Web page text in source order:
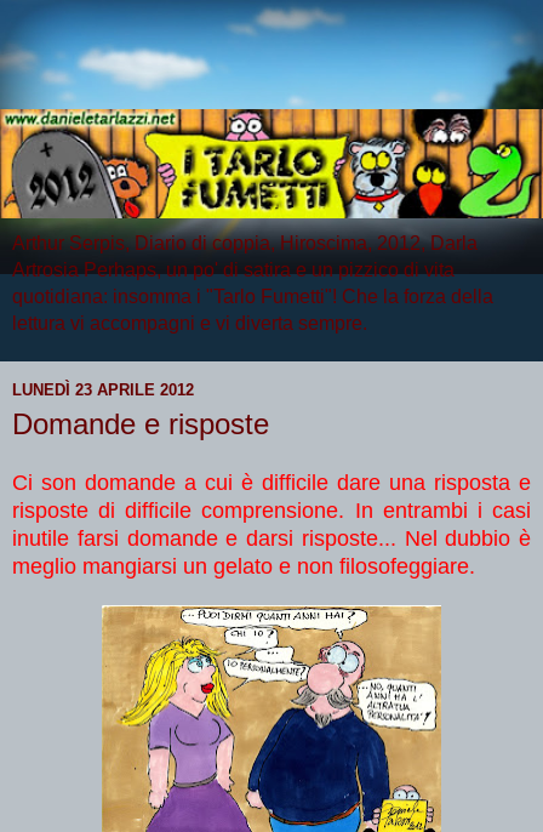
Arthur Serpis, Diario di coppia, Hiroscima, 2012, Darla
Artrosia Perhaps, un po' di satira e un pizzico di vita
quotidiana: insomma i "Tarlo Fumetti"! Che la forza della
lettura vi accompagni e vi diverta sempre.
LUNEDÌ 23 APRILE 2012
Domande e risposte
Ci son domande a cui è difficile dare una risposta e
risposte di difficile comprensione. In entrambi i casi
inutile farsi domande e darsi risposte... Nel dubbio è
meglio mangiarsi un gelato e non filosofeggiare.